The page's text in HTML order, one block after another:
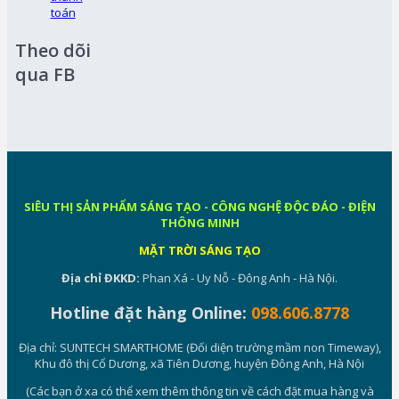
toán
Theo dõi
qua FB
SIÊU THỊ SẢN PHẨM SÁNG TẠO - CÔNG NGHỆ ĐỘC ĐÁO - ĐIỆN
THÔNG MINH
MẶT TRỜI SÁNG TẠO
Địa chỉ ĐKKD: Phan Xá - Uy Nỗ - Đông Anh - Hà Nội.
Hotline đặt hàng Online: 098.606.8778
Địa chỉ: SUNTECH SMARTHOME (Đối diện trường mầm non Timeway),
Khu đô thị Cổ Dương, xã Tiên Dương, huyện Đông Anh, Hà Nội
(Các bạn ở xa có thể xem thêm thông tin về cách đặt mua hàng và